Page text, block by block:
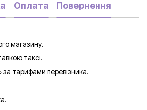
Оплата Повернення
магазину.
таксі.
тарифами перевізника.